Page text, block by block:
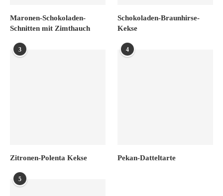
Maronen-Schokoladen-
Schnitten mit Zimthauch
Schokoladen-Braunhirse-
Kekse
3
Zitronen-Polenta Kekse
4
Pekan-Datteltarte
5